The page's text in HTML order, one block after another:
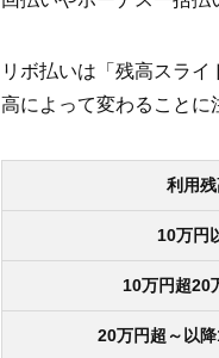
リボ払いは「残高スラ
高によって変わることに
利用
10万円
10万円超20
20万円超～以